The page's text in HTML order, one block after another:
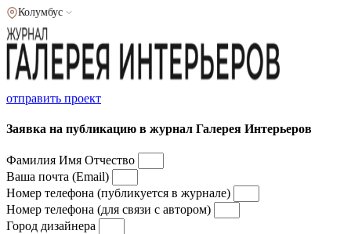
Колумбус
отправить проект
Заявка на публикацию в журнал Галерея Интерьеров
Фамилия Имя Отчество
Ваша почта (Email)
Номер телефона (публикуется в журнале)
Номер телефона (для связи с автором)
Город дизайнера